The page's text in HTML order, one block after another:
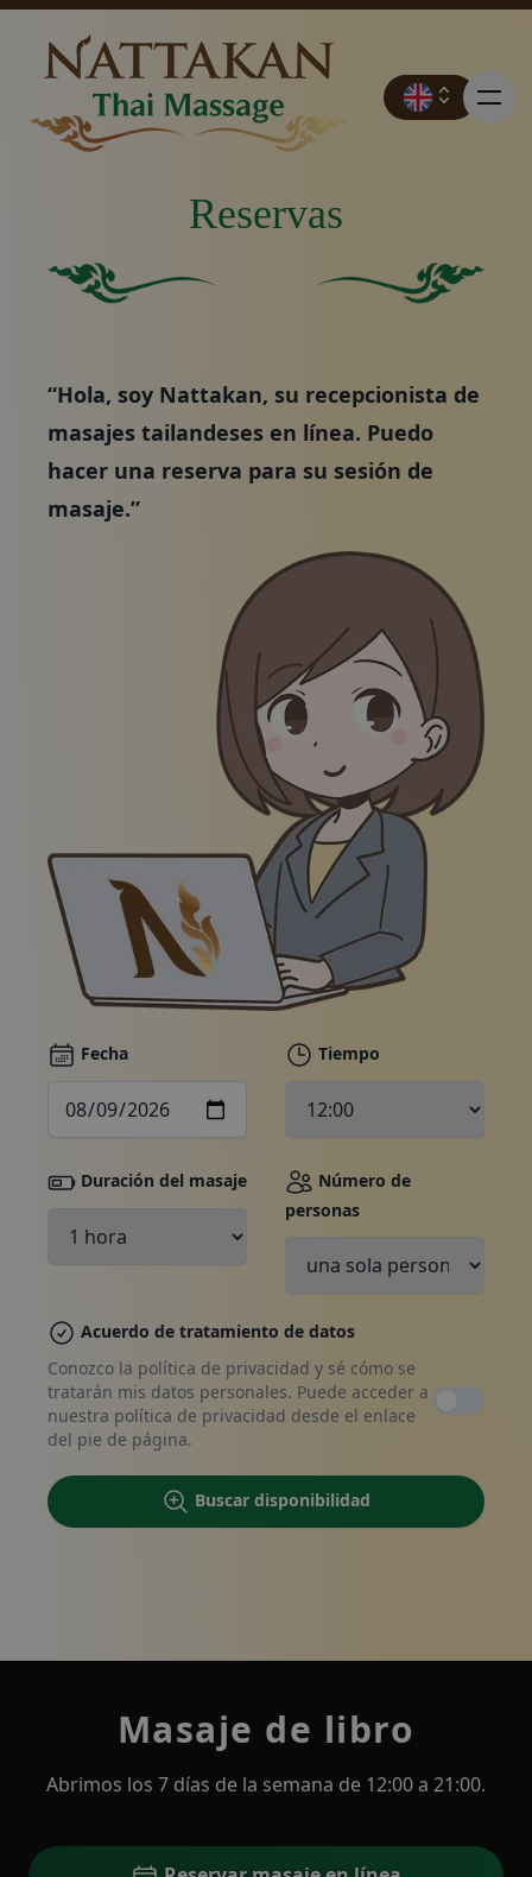
Precios
Póngase en contacto con
Promociones
Noticias
Tienda en línea
Llámanos
Vales
Haga su reserva, póngase en
contacto con nosotros
Reservas
“Hola, soy Nattakan, su recepcionista de
masajes tailandeses en línea. Puedo
hacer una reserva para su sesión de
masaje.”
Fecha Tiempo
Duración del masaje
Número de
personas
Acuerdo de tratamiento de datos
Conozco la política de privacidad y sé cómo se
tratarán mis datos personales. Puede acceder a
nuestra política de privacidad desde el enlace
del pie de página.
Buscar disponibilidad
Masaje de libro
Abrimos los 7 días de la semana de 12:00 a 21:00.